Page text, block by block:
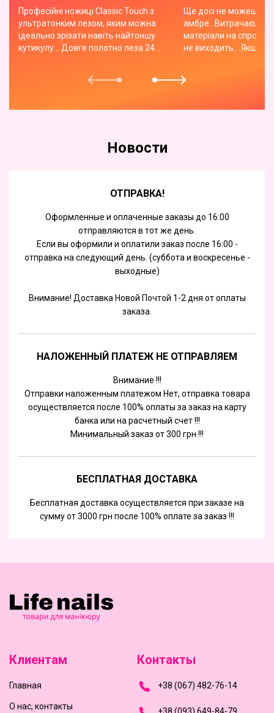
Професійні ножиці Classic Touch з
ультратонким лезом, яким можна
ідеально зрізати навіть найтоншу
кутикулу... Довге полотно леза 24
сталь..Витримують всі види
професійної роботи... Ціна 560 грн
Ще досі не можеш
амбре...Витрачаєш
матеріали на спробу,
не виходить... Якщо
відсотково
Новости
ОТПРАВКА!
Оформленные и оплаченные заказы до 16:00
отправляются в тот же день.
Если вы оформили и оплатили заказ после 16:00 -
отправка на следующий день. (суббота и воскресенье -
выходные)
Внимание! Доставка Новой Почтой 1-2 дня от оплаты
заказа.
НАЛОЖЕННЫЙ ПЛАТЕЖ НЕ ОТПРАВЛЯЕМ
Внимание !!!
Отправки наложенным платежом Нет, отправка товара
осуществляется после 100% оплаты за заказ на карту
банка или на расчетный счет !!!
Минимальный заказ от 300 грн !!!
БЕСПЛАТНАЯ ДОСТАВКА
Бесплатная доставка осуществляется при заказе на
сумму от 3000 грн после 100% оплате за заказ !!!
Клиентам
Главная
О нас, контакты
Контакты
+38 (067) 482-76-14